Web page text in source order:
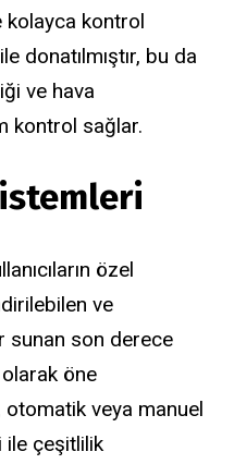
kontrol
donatılmıştır, bu da
ve hava
kontrol sağlar.
özel
ve
sunan son derece
olarak öne
otomatik veya manuel
ile çeşitlilik